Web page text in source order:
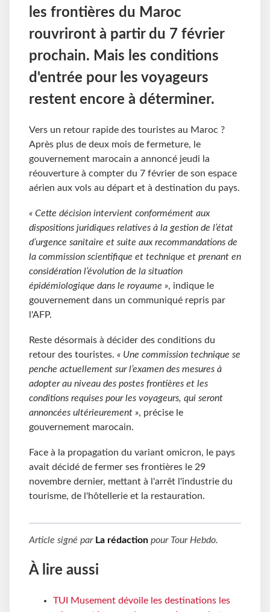
les frontières du Maroc
rouvriront à partir du 7 février
prochain. Mais les conditions
d'entrée pour les voyageurs
restent encore à déterminer.
Vers un retour rapide des touristes au Maroc ?
Après plus de deux mois de fermeture, le
gouvernement marocain a annoncé jeudi la
réouverture à compter du 7 février de son espace
aérien aux vols au départ et à destination du pays.
« Cette décision intervient conformément aux
dispositions juridiques relatives à la gestion de l’état
d’urgence sanitaire et suite aux recommandations de
la commission scientifique et technique et prenant en
considération l’évolution de la situation
épidémiologique dans le royaume », indique le
gouvernement dans un communiqué repris par
l'AFP.
Reste désormais à décider des conditions du
retour des touristes. « Une commission technique se
penche actuellement sur l’examen des mesures à
adopter au niveau des postes frontières et les
conditions requises pour les voyageurs, qui seront
annoncées ultérieurement », précise le
gouvernement marocain.
Face à la propagation du variant omicron, le pays
avait décidé de fermer ses frontières le 29
novembre dernier, mettant à l'arrêt l'industrie du
tourisme, de l'hôtellerie et la restauration.
Article signé par La rédaction pour Tour Hebdo.
À lire aussi
TUI Musement dévoile les destinations les